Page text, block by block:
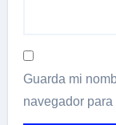
Guarda mi
navegador